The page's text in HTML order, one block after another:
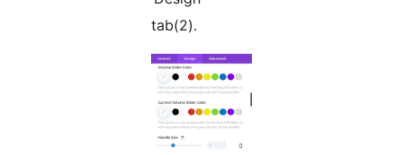
tab(2).